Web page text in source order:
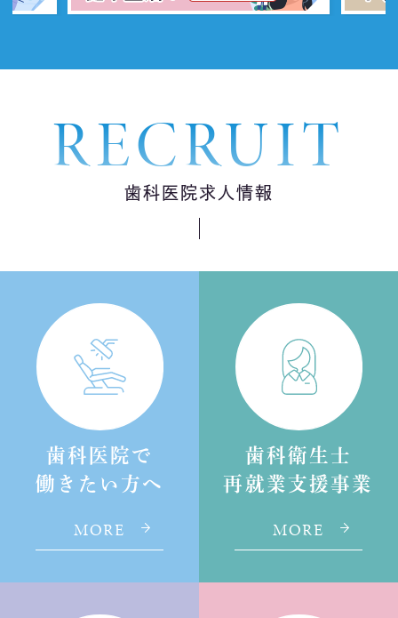
RECRUIT
歯科医院求人情報
歯科医院で
働きたい方へ
MORE
歯科衛生士
再就業支援事業
MORE